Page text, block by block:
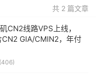
共 2 篇文章
CN2线路VPS上线，
GIA/CMIN2，年付